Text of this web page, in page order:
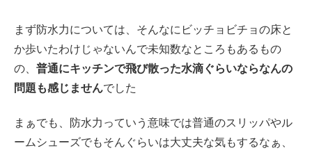
まず防水力については、そんなにビッチョビチョの床と
か歩いたわけじゃないんで未知数なところもあるもの
の、 普通にキッチンで飛び散った水滴ぐらいならなんの
問題も感じませんでした
まぁでも、防水力っていう意味では普通のスリッパやル
ームシューズでもそんぐらいは大丈夫な気もするなぁ、